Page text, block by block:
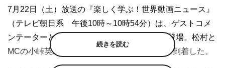
7月22日（土）放送の『楽しく学ぶ！世界動画ニュース』
（テレビ朝日系 午後10時～10時54分）は、ゲストコメ
ンテーターとして松村北斗（SixTONES）が登場。松村と
MCの小峠英二（バイきんぐ）からコメントが到着した。
続きを読む